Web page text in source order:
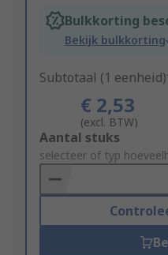
Bulkkorting
Bekijk bulkkorting
Subtotaal (1
€ 2,53
(excl. BTW)
Add
to
Basket
Aantal stuks
selecteer of typ